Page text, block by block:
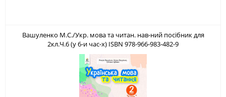
Вашуленко М.С./Укр. мова та читан. нав-ний посібник для
2кл.Ч.6 (у 6-и час-х) ISBN 978-966-983-482-9